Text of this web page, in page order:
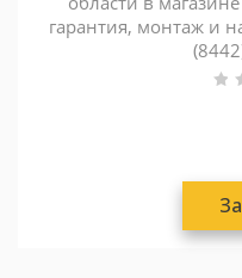
гарантия, монтаж и